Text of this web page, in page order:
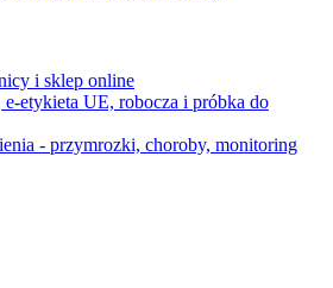
i sklep online
etykieta UE, robocza i próbka do
- przymrozki, choroby, monitoring